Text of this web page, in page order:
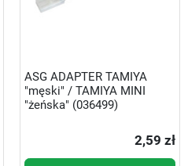
ASG ADAPTER TAMIYA
"męski" / TAMIYA MINI
"żeńska" (036499)
2,59 zł